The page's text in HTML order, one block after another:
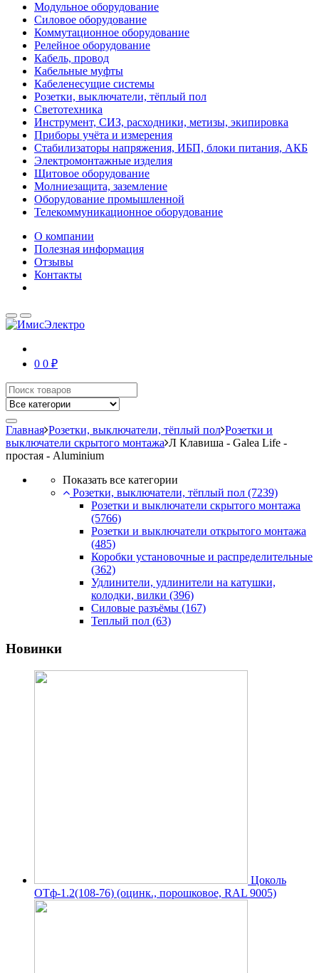
Модульное оборудование
Силовое оборудование
Коммутационное оборудование
Релейное оборудование
Кабель, провод
Кабельные муфты
Кабеленесущие системы
Розетки, выключатели, тёплый пол
Светотехника
Инструмент, СИЗ, расходники, метизы, экипировка
Приборы учёта и измерения
Стабилизаторы напряжения, ИБП, блоки питания, АКБ
Электромонтажные изделия
Щитовое оборудование
Молниезащита, заземление
Оборудование промышленной
Телекоммуникационное оборудование
О компании
Полезная информация
Отзывы
Контакты
0 0 ₽
Главная Розетки, выключатели, тёплый пол Розетки и
выключатели скрытого монтажа Л Клавиша - Galea Life -
простая - Aluminium
Показать все категории
Розетки, выключатели, тёплый пол (7239)
Розетки и выключатели скрытого монтажа
(5766)
Розетки и выключатели открытого монтажа
(485)
Коробки установочные и распределительные
(362)
Удлинители, удлинители на катушки,
колодки, вилки (396)
Силовые разъёмы (167)
Теплый пол (63)
Новинки
Цоколь
ОТф-1.2(108-76) (оцинк., порошковое, RAL 9005)